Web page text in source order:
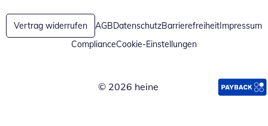
Vertrag widerrufen AGBDatenschutzBarrierefreiheitImpressum
ComplianceCookie-Einstellungen
© 2026 heine